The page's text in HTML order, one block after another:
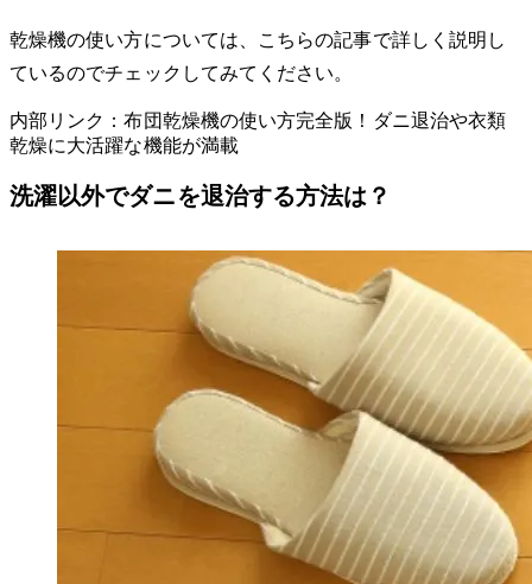
乾燥機の使い方については、こちらの記事で詳しく説明し
ているのでチェックしてみてください。
内部リンク：布団乾燥機の使い方完全版！ダニ退治や衣類
乾燥に大活躍な機能が満載
洗濯以外でダニを退治する方法は？